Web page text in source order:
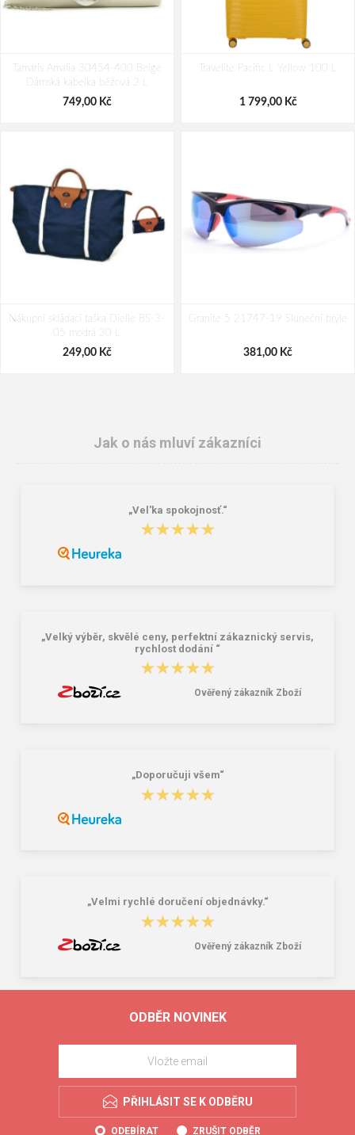
modrá Modrá 1 l
69,00 Kč
water stop
Tamaris Amalia 30454-400 Beige
Dámská kabelka béžová 2 L
749,00 Kč
Travelite Pacific L Yellow 100 L
1 799,00 Kč
Nákupní skládací taška Dielle BS-3-
05 modrá 30 L
249,00 Kč
Granite 5 21747-19 Sluneční brýle
381,00 Kč
Jak o nás mluví zákazníci
„Vel'ka spokojnosť.“
★★★★★
★★★★★
„Velký výběr, skvělé ceny, perfektní zákaznický servis,
rychlost dodání “
★★★★★
★★★★★
Ověřený zákazník Zboží
„Doporučuji všem“
★★★★★
★★★★★
„Velmi rychlé doručení objednávky.“
★★★★★
★★★★★
Ověřený zákazník Zboží
ODBĚR NOVINEK
PŘIHLÁSIT SE K ODBĚRU
ODEBÍRAT ZRUŠIT ODBĚR